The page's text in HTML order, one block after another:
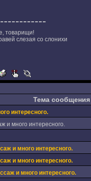
товарищи!
слезая со слонихи
Тема сообщения
интересного.
и много интересного.
и много интересного.
и много интересного.
и много интересного.